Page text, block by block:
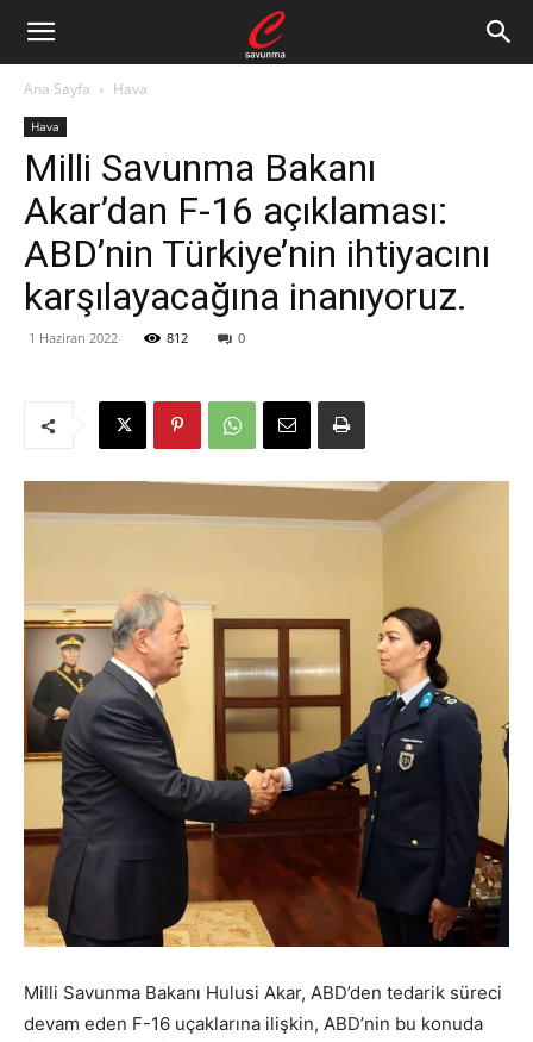
Ana Sayfa Hava
Hava
Milli Savunma Bakanı
Akar’dan F-16 açıklaması:
ABD’nin Türkiye’nin ihtiyacını
karşılayacağına inanıyoruz.
1 Haziran 2022 812 0
Milli Savunma Bakanı Hulusi Akar, ABD’den tedarik süreci
devam eden F-16 uçaklarına ilişkin, ABD’nin bu konuda